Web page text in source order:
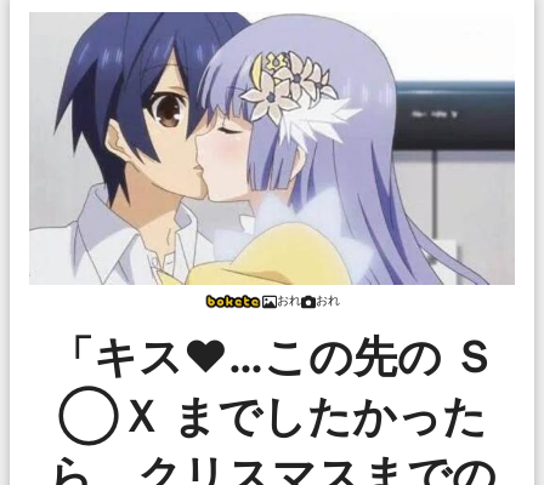
おれ おれ
「キス♥…この先の Ｓ
◯Ｘ までしたかった